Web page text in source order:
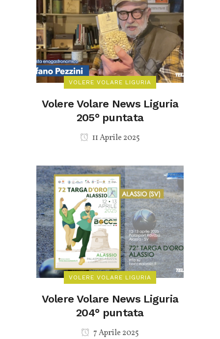
VOLERE VOLARE LIGURIA
Volere Volare News Liguria
205° puntata
11 Aprile 2025
VOLERE VOLARE LIGURIA
Volere Volare News Liguria
204° puntata
7 Aprile 2025